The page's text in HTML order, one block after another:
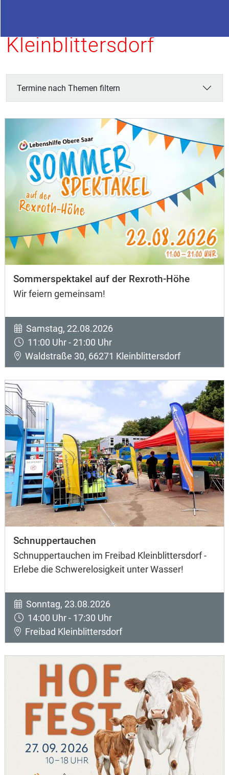
Kleinblittersdorf
Termine nach Themen filtern
Sommerspektakel auf der Rexroth-Höhe
Wir feiern gemeinsam!
Samstag, 22.08.2026
11:00 Uhr - 21:00 Uhr
Waldstraße 30, 66271 Kleinblittersdorf
Schnuppertauchen
Schnuppertauchen im Freibad Kleinblittersdorf -
Erlebe die Schwerelosigkeit unter Wasser!
Sonntag, 23.08.2026
14:00 Uhr - 17:30 Uhr
Freibad Kleinblittersdorf